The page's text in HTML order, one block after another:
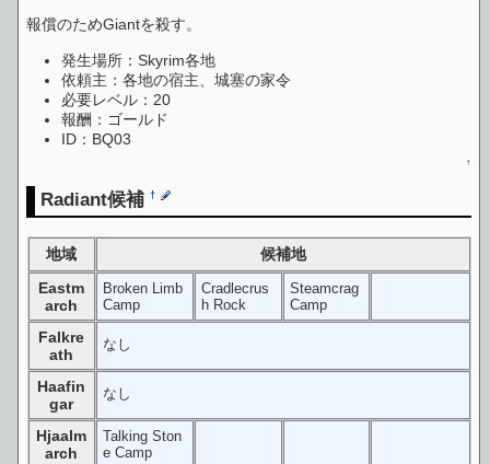
報償のためGiantを殺す。
発生場所：Skyrim各地
依頼主：各地の宿主、城塞の家令
必要レベル：20
報酬：ゴールド
ID：BQ03
↑
Radiant候補†
地域
候補地
Eastm
arch
Broken Limb
Camp
Cradlecrus
h Rock
Steamcrag
Camp
Falkre
ath
なし
Haafin
gar
なし
Hjaalm
arch
Talking Ston
e Camp